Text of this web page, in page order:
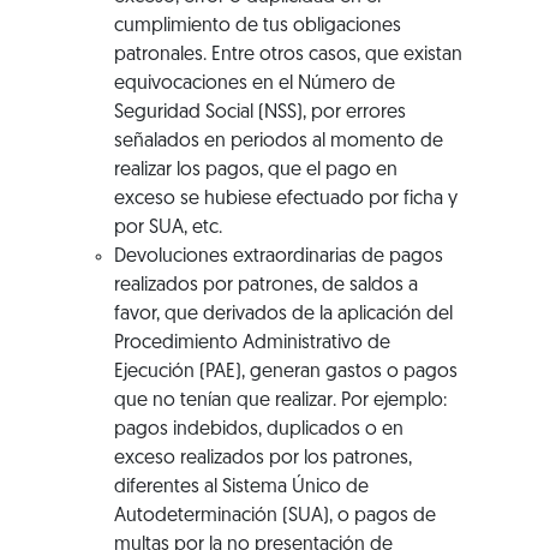
cumplimiento de tus obligaciones
patronales. Entre otros casos, que existan
equivocaciones en el Número de
Seguridad Social (NSS), por errores
señalados en periodos al momento de
realizar los pagos, que el pago en
exceso se hubiese efectuado por ficha y
por SUA, etc.
Devoluciones extraordinarias de pagos
realizados por patrones, de saldos a
favor, que derivados de la aplicación del
Procedimiento Administrativo de
Ejecución (PAE), generan gastos o pagos
que no tenían que realizar. Por ejemplo:
pagos indebidos, duplicados o en
exceso realizados por los patrones,
diferentes al Sistema Único de
Autodeterminación (SUA), o pagos de
multas por la no presentación de